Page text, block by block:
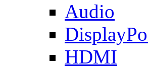
Audio
HDMI